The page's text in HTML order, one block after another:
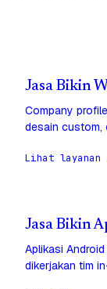
Jasa Bikin
Company
desain custom,
Lihat layanan
Jasa Bikin
Aplikasi
dikerjakan tim